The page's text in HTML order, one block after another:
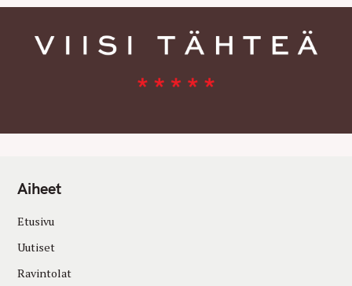
Aiheet
Etusivu
Uutiset
Ravintolat